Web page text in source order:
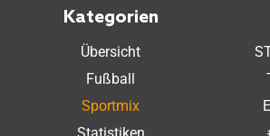
Kategorien
Übersicht
Fußball
Sportmix
Statistiken